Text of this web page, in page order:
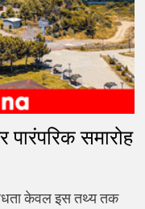
पारंपरिक समारोह
केवल इस तथ्य तक